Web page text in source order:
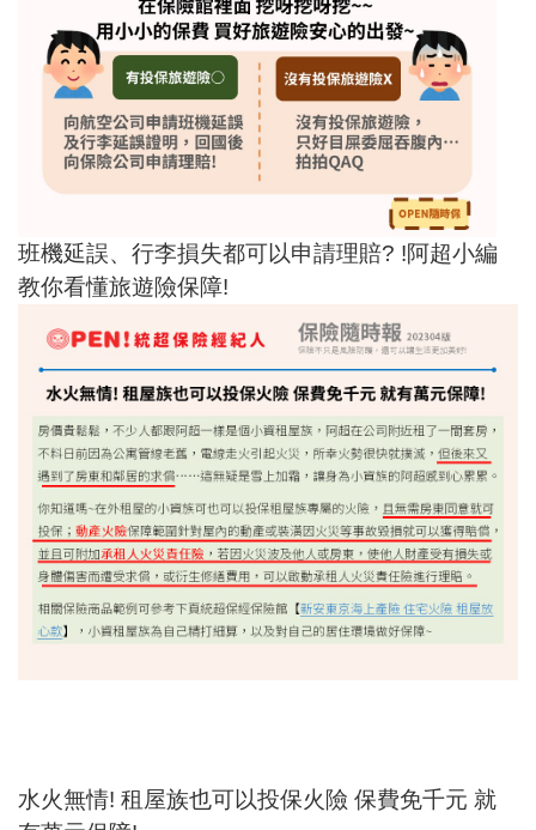
班機延誤、行李損失都可以申請理賠? !阿超小編
教你看懂旅遊險保障!
水火無情! 租屋族也可以投保火險 保費免千元 就